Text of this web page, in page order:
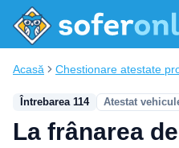
Acasă Chestionare atestate
Întrebarea 114 Atestat
La frânarea